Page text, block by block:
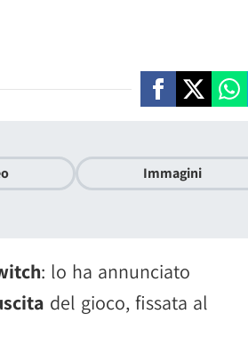
Immagini
: lo ha annunciato
del gioco, fissata al